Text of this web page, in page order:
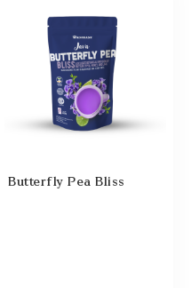
Butterfly Pea Bliss